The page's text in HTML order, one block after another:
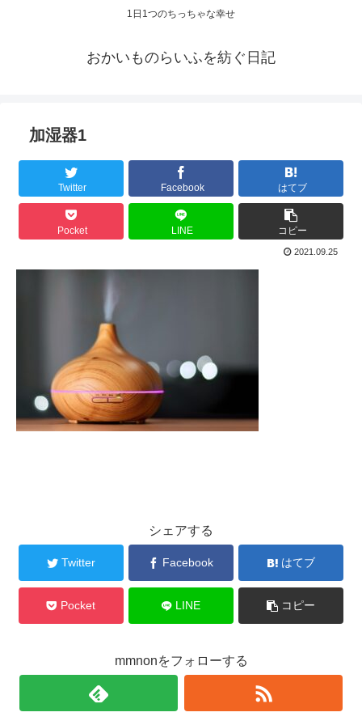
1日1つのちっちゃな幸せ
おかいものらいふを紡ぐ日記
加湿器1
Twitter Facebook はてブ
Pocket LINE コピー
2021.09.25
シェアする
Twitter Facebook はてブ
Pocket LINE コピー
mmnonをフォローする